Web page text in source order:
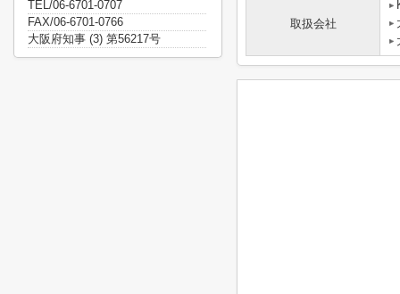
取扱会社
TEL/06-6701-0707
FAX/06-6701-0766
大阪府知事 (3) 第56217号